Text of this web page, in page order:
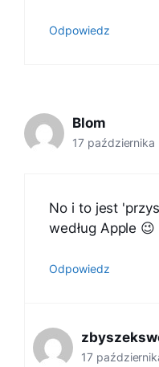
Odpowiedz
Blom
17 października
No i to jest
według Apple 😉
Odpowiedz
17